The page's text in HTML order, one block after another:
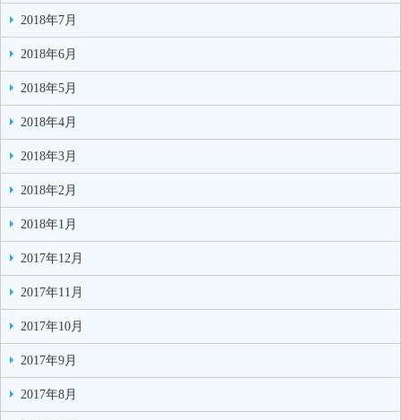
2018年7月
2018年6月
2018年5月
2018年4月
2018年3月
2018年2月
2018年1月
2017年12月
2017年11月
2017年10月
2017年9月
2017年8月